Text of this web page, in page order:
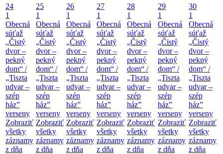
24
1
Obecná
súťaž
„Čistý
dvor –
pekný
dom“ /
„Tiszta
udvar –
szép
ház”
verseny
Zobraziť
všetky
záznamy
z dňa
25
1
Obecná
súťaž
„Čistý
dvor –
pekný
dom“ /
„Tiszta
udvar –
szép
ház”
verseny
Zobraziť
všetky
záznamy
z dňa
26
1
Obecná
súťaž
„Čistý
dvor –
pekný
dom“ /
„Tiszta
udvar –
szép
ház”
verseny
Zobraziť
všetky
záznamy
z dňa
27
1
Obecná
súťaž
„Čistý
dvor –
pekný
dom“ /
„Tiszta
udvar –
szép
ház”
verseny
Zobraziť
všetky
záznamy
z dňa
28
1
Obecná
súťaž
„Čistý
dvor –
pekný
dom“ /
„Tiszta
udvar –
szép
ház”
verseny
Zobraziť
všetky
záznamy
z dňa
29
1
Obecná
súťaž
„Čistý
dvor –
pekný
dom“ /
„Tiszta
udvar –
szép
ház”
verseny
Zobraziť
všetky
záznamy
z dňa
30
1
Obecná
súťaž
„Čistý
dvor –
pekný
dom“ /
„Tiszta
udvar –
szép
ház”
verseny
Zobraziť
všetky
záznamy
z dňa